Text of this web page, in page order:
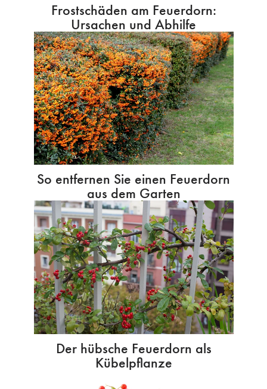
Frostschäden am Feuerdorn:
Ursachen und Abhilfe
So entfernen Sie einen Feuerdorn
aus dem Garten
Der hübsche Feuerdorn als
Kübelpflanze